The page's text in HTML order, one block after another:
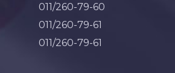
011/260-79-60
011/260-79-61
011/260-79-61